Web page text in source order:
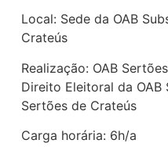
Local: Sede da OAB
Crateús
Realização: OAB
Direito Eleitoral da OAB
Sertões de Crateús
Carga horária: 6h/a